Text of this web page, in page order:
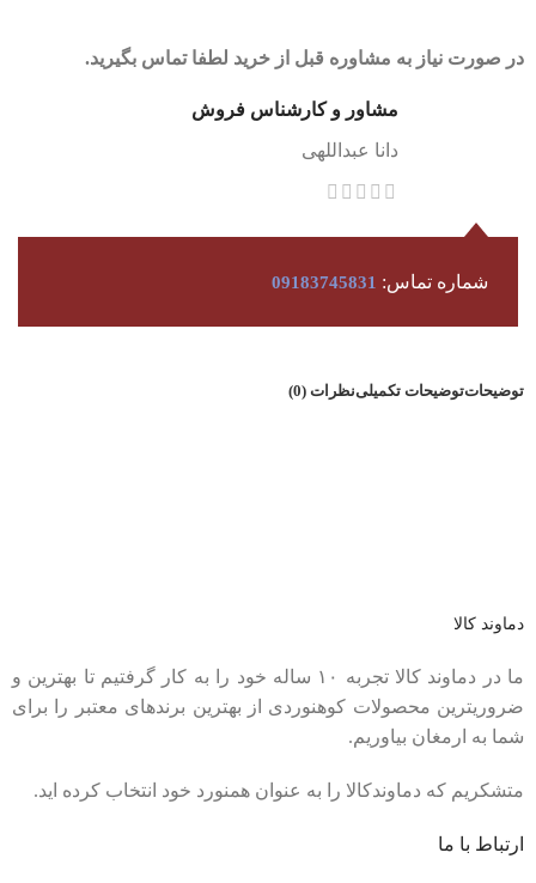
در صورت نیاز به مشاوره قبل از خرید لطفا تماس بگیرید.
مشاور و کارشناس فروش
دانا عبداللهی
شماره تماس: 09183745831
توضیحاتتوضیحات تکمیلینظرات (0)
دماوند کالا
ما در دماوند کالا تجربه ۱۰ ساله خود را به کار گرفتیم تا بهترین و
ضروریترین محصولات کوهنوردی از بهترین برندهای معتبر را برای
شما به ارمغان بیاوریم.
متشکریم که دماوندکالا را به عنوان همنورد خود انتخاب کرده اید.
ارتباط با ما